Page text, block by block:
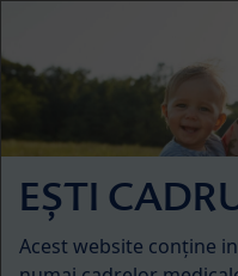
EȘTI
Acest website conține